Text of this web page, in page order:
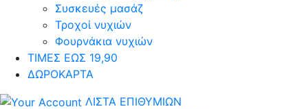
Συσκευές μασάζ
Τροχοί νυχιών
Φουρνάκια νυχιών
ΤΙΜΕΣ ΕΩΣ 19,90
ΔΩΡΟΚΑΡΤΑ
ΛΙΣΤΑ ΕΠΙΘΥΜΙΩΝ